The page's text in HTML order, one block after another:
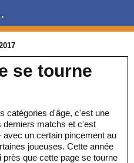
.
se tourne
derniers matchs et c'est
un certain pincement au
joueuses. Cette année
que cette page se tourne